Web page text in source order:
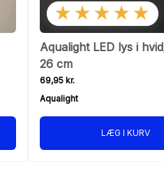
★★★★★
Aqualight LED lys i
26 cm
69,95 kr.
Aqualight
LÆG I KURV